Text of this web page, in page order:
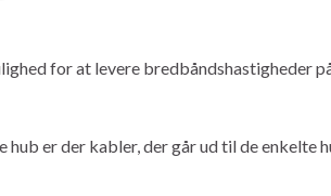
for at levere bredbåndshastigheder
er der kabler, der går ud til de enkelte